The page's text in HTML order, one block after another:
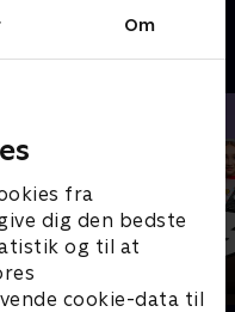
Om
fra
dig den bedste
og til at
cookie-data til